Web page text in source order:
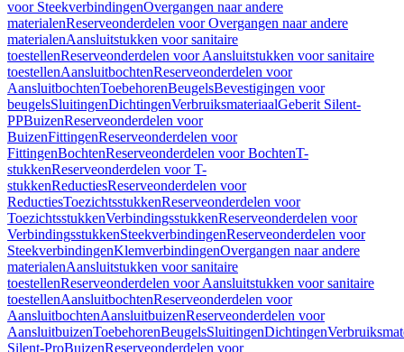
voor SteekverbindingenOvergangen naar andere
materialenReserveonderdelen voor Overgangen naar andere
materialenAansluitstukken voor sanitaire
toestellenReserveonderdelen voor Aansluitstukken voor sanitaire
toestellenAansluitbochtenReserveonderdelen voor
AansluitbochtenToebehorenBeugelsBevestigingen voor
beugelsSluitingenDichtingenVerbruiksmateriaalGeberit Silent-
PPBuizenReserveonderdelen voor
BuizenFittingenReserveonderdelen voor
FittingenBochtenReserveonderdelen voor BochtenT-
stukkenReserveonderdelen voor T-
stukkenReductiesReserveonderdelen voor
ReductiesToezichtsstukkenReserveonderdelen voor
ToezichtsstukkenVerbindingsstukkenReserveonderdelen voor
VerbindingsstukkenSteekverbindingenReserveonderdelen voor
SteekverbindingenKlemverbindingenOvergangen naar andere
materialenAansluitstukken voor sanitaire
toestellenReserveonderdelen voor Aansluitstukken voor sanitaire
toestellenAansluitbochtenReserveonderdelen voor
AansluitbochtenAansluitbuizenReserveonderdelen voor
AansluitbuizenToebehorenBeugelsSluitingenDichtingen
Silent-ProBuizenReserveonderdelen voor